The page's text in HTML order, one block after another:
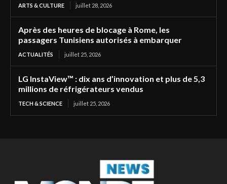
ARTS & CULTURE juillet 28, 2026
Après des heures de blocage à Rome, les
passagers Tunisiens autorisés à embarquer
ACTUALITÉS juillet 25, 2026
LG InstaView™ : dix ans d’innovation et plus de 5,3
millions de réfrigérateurs vendus
TECH & SCIENCE juillet 25, 2026